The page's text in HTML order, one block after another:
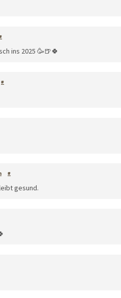
ins 2025 🥳🍺🍀
#
#
gesund.